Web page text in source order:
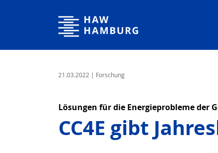
Hochschule für Angewandte Wissenschaften Hamburg
21.03.2022 | Forschung
Lösungen für die Energieprobleme der
CC4E gibt